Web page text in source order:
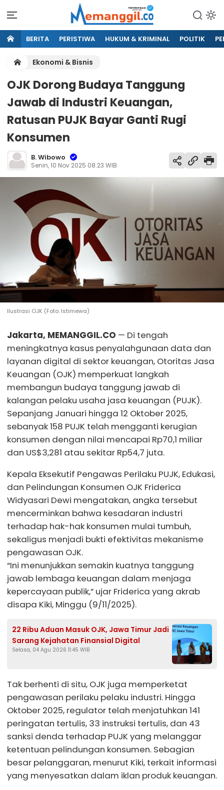
BERITA PERISTIWA HUKUM & KRIMINAL POLITIK
Ekonomi & Bisnis
OJK Dorong Budaya Tanggung
Jawab di Industri Keuangan,
Ratusan PUJK Bayar Ganti Rugi
Konsumen
B. Wibowo
Senin, 10 Nov 2025 08:23 WIB
Ilustrasi OJK (Foto: Istimewa)
Jakarta, MEMANGGIL.CO — Di tengah
meningkatnya kasus penyalahgunaan data dan
layanan digital di sektor keuangan, Otoritas Jasa
Keuangan (OJK) memperkuat langkah
membangun budaya tanggung jawab di
kalangan pelaku usaha jasa keuangan (PUJK).
Sepanjang Januari hingga 12 Oktober 2025,
sebanyak 158 PUJK telah mengganti kerugian
konsumen dengan nilai mencapai Rp70,1 miliar
dan US$3,281 atau sekitar Rp54,7 juta.
Kepala Eksekutif Pengawas Perilaku PUJK, Edukasi,
dan Pelindungan Konsumen OJK Friderica
Widyasari Dewi mengatakan, angka tersebut
mencerminkan bahwa kesadaran industri
terhadap hak-hak konsumen mulai tumbuh,
sekaligus menjadi bukti efektivitas mekanisme
pengawasan OJK.
“Ini menunjukkan semakin kuatnya tanggung
jawab lembaga keuangan dalam menjaga
kepercayaan publik,” ujar Friderica yang akrab
disapa Kiki, Minggu (9/11/2025).
22 Ribu Aduan Masuk OJK, Jawa Timur Jadi
Sarang Kejahatan Finansial Digital
Selasa, 04 Agu 2026 11:45 WIB
Tak berhenti di situ, OJK juga memperketat
pengawasan perilaku pelaku industri. Hingga
Oktober 2025, regulator telah menjatuhkan 141
peringatan tertulis, 33 instruksi tertulis, dan 43
sanksi denda terhadap PUJK yang melanggar
ketentuan pelindungan konsumen. Sebagian
besar pelanggaran, menurut Kiki, terkait informasi
yang menyesatkan dalam iklan produk keuangan.